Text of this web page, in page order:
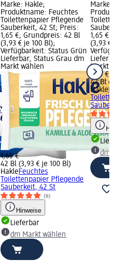
Marke: Hakle;
Produktname: Feuchtes
Toilettenpapier Pflegende
Sauberkeit, 42 St; Preis:
1,65 €; Grundpreis: 42 Bl
(3,93 € je 100 Bl);
Verfügbarkeit: Status Grün
Lieferbar, Status Grau dm
Markt wählen
1,65 €
42 Bl (3,93 € je 100 Bl)
HakleFeuchtes
Toilettenpapier Pflegende
Sauberkeit, 42 St
(6)
Hinweise
Lieferbar
dm Markt wählen
Marke:
1,65 €;
(3,93 €
Markt
1,65 €
42 Bl
Hakle
dm